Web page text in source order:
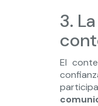
3.
El